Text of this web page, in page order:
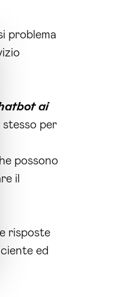
problema
ai
per
possono
il
risposte
ed